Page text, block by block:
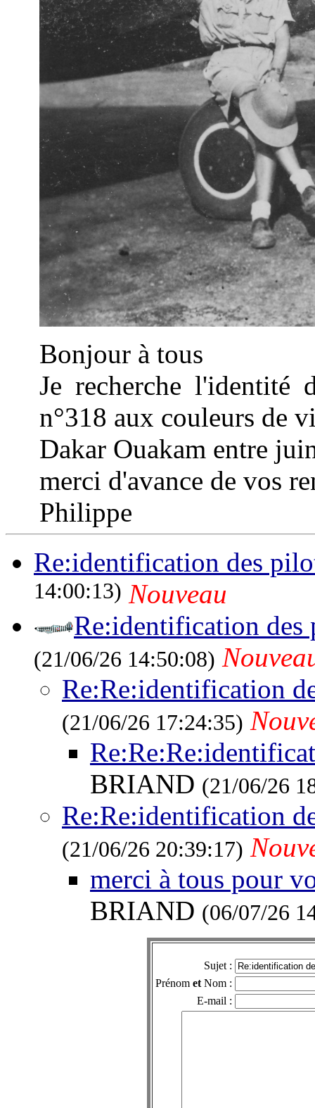
Bonjour à tous
Je recherche
n°318 aux couleurs de
Dakar Ouakam entre
merci d'avance de vos
Philippe
Re:identification des
14:00:13) Nouveau
Re:identification des
(21/06/26 14:50:08)
Re:Re:identification
(21/06/26 17:24:35)
BRIAND (21/06/26
Re:Re:identification
(21/06/26 20:39:17)
merci à tous pour
BRIAND (06/07/26
Sujet :
Prénom et Nom :
E-mail :